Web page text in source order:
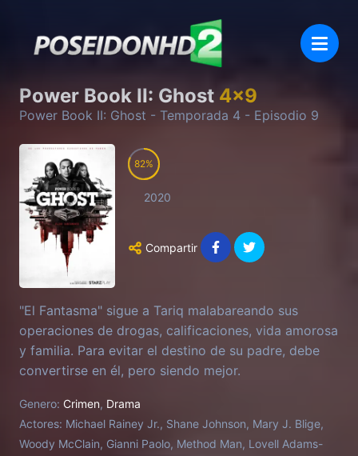
Power Book II: Ghost 4x9
Power Book II: Ghost - Temporada 4 - Episodio 9
82
2020
Compartir
"El Fantasma" sigue a Tariq malabareando sus
operaciones de drogas, calificaciones, vida amorosa
y familia. Para evitar el destino de su padre, debe
convertirse en él, pero siendo mejor.
Genero: Crimen, Drama
Actores: Michael Rainey Jr., Shane Johnson, Mary J. Blige,
Woody McClain, Gianni Paolo, Method Man, Lovell Adams-